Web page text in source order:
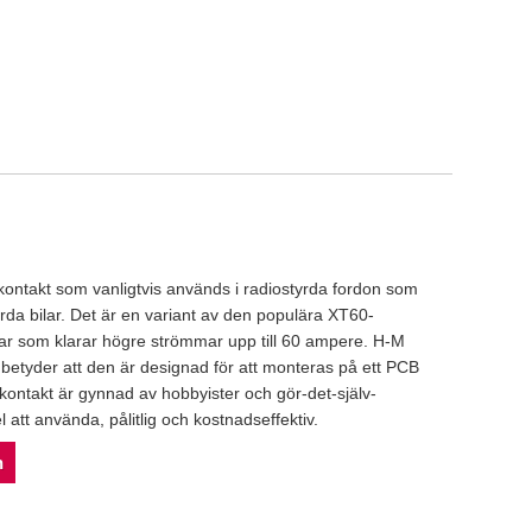
som vanligtvis används i radiostyrda fordon som
bilar. Det är en variant av den populära XT60-
som klarar högre strömmar upp till 60 ampere. H-M
att den är designad för att monteras på ett PCB
är gynnad av hobbyister och gör-det-själv-
använda, pålitlig och kostnadseffektiv.